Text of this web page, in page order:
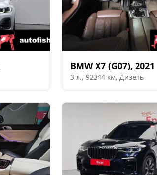
BMW X7 (G07), 2021
3 л., 92344 км, Дизель